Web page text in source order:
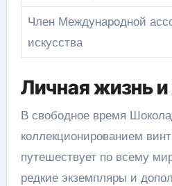
Член Международной
искусства
Личная жизнь и
В свободное время
коллекционированием
путешествует по всему
редкие экземпляры и